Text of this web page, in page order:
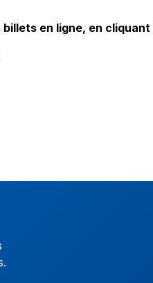
en ligne, en cliquant